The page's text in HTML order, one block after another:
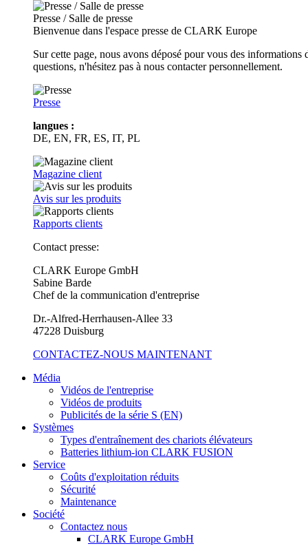
Presse / Salle de presse
Bienvenue dans l'espace presse de CLARK Europe
Sur cette page, nous avons déposé pour vous des
questions, n'hésitez pas à nous contacter personnellement.
Presse
langues :
DE, EN, FR, ES, IT, PL
Magazine client
Avis sur les produits
Rapports clients
Contact presse:
CLARK Europe GmbH
Sabine Barde
Chef de la communication d'entreprise
Dr.-Alfred-Herrhausen-Allee 33
47228 Duisburg
CONTACTEZ-NOUS MAINTENANT
Média
Vidéos de l'entreprise
Vidéos de produits
Publicités de la série S (EN)
Systèmes
Types d'entraînement des chariots élévateurs
Batteries lithium-ion CLARK FUSION
Service
Coûts d'exploitation réduits
Sécurité
Maintenance
Société
Contactez nous
CLARK Europe GmbH